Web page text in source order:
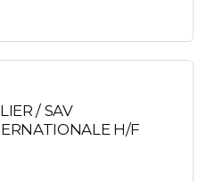
/ SAV
H/F